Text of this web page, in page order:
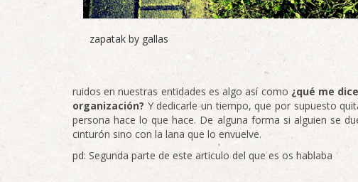
zapatak by gallas
ruidos en nuestras entidades es algo así como ¿qué me
organización? Y dedicarle un tiempo, que por supuesto
persona hace lo que hace. De alguna forma si alguien se
cinturón sino con la lana que lo envuelve.
pd: Segunda parte de este articulo del que es os hablaba